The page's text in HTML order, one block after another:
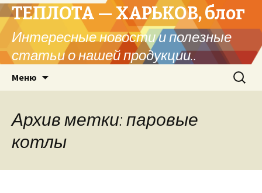
ТЕПЛОТА — ХАРЬКОВ, блог
Интересные новости и полезные
статьи о нашей продукции..
Меню Найти:
Архив метки: паровые
котлы